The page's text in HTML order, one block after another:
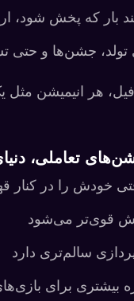
بار که پخش شود،
تولد، جشن‌ها و حتی
هر انیمیشن مثل
خودش را در کنار
قوی‌تر می‌شود
سالم‌تری دارد
بیشتری برای